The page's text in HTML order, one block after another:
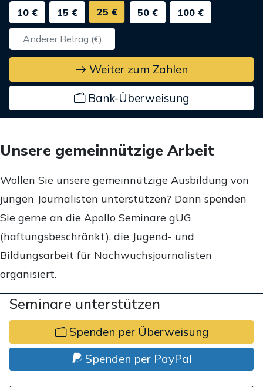
10 €
15 € 25 € 50 € 100 €
Weiter zum Zahlen
Bank-Überweisung
Unsere gemeinnützige Arbeit
Wollen Sie unsere gemeinnützige Ausbildung von
jungen Journalisten unterstützen? Dann spenden
Sie gerne an die Apollo Seminare gUG
(haftungsbeschränkt), die Jugend- und
Bildungsarbeit für Nachwuchsjournalisten
organisiert.
Seminare unterstützen
Spenden per Überweisung
Spenden per PayPal